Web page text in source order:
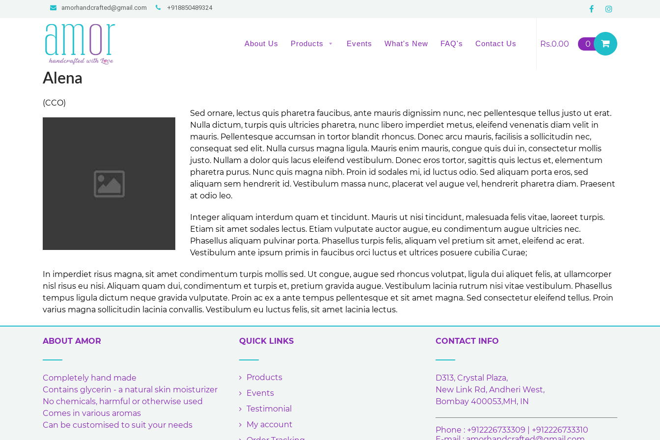
amorhandcrafted@gmail.com +918850489324
0
Rs.0.00
About Us Products Events What's New FAQ's Contact Us
Alena
(CCO)
Sed ornare, lectus quis pharetra faucibus, ante mauris dignissim nunc, nec pellentesque tellus justo ut erat.
Nulla dictum, turpis quis ultricies pharetra, nunc libero imperdiet metus, eleifend venenatis diam velit in
mauris. Pellentesque accumsan in tortor blandit rhoncus. Donec arcu mauris, facilisis a sollicitudin nec,
consequat sed elit. Nulla cursus magna ligula. Mauris enim mauris, congue quis dui in, consectetur mollis
justo. Nullam a dolor quis lacus eleifend vestibulum. Donec eros tortor, sagittis quis lectus et, elementum
pharetra purus. Nunc quis magna nibh. Proin id sodales mi, id luctus odio. Sed aliquam porta eros, sed
aliquam sem hendrerit id. Vestibulum massa nunc, placerat vel augue vel, hendrerit pharetra diam. Praesent
at odio leo.
Integer aliquam interdum quam et tincidunt. Mauris ut nisi tincidunt, malesuada felis vitae, laoreet turpis.
Etiam sit amet sodales lectus. Etiam vulputate auctor augue, eu condimentum augue ultricies nec.
Phasellus aliquam pulvinar porta. Phasellus turpis felis, aliquam vel pretium sit amet, eleifend ac erat.
Vestibulum ante ipsum primis in faucibus orci luctus et ultrices posuere cubilia Curae;
In imperdiet risus magna, sit amet condimentum turpis mollis sed. Ut congue, augue sed rhoncus volutpat, ligula dui aliquet felis, at ullamcorper
nisl risus eu nisi. Aliquam quam dui, condimentum et turpis et, pretium gravida augue. Vestibulum lacinia rutrum nisi vitae vestibulum. Phasellus
tempus ligula dictum neque gravida vulputate. Proin ac ex a ante tempus pellentesque et sit amet magna. Sed consectetur eleifend tellus. Proin
varius magna sollicitudin lacinia convallis. Vestibulum eu luctus felis, sit amet lacinia lectus.
ABOUT AMOR
Completely hand made
Contains glycerin - a natural skin moisturizer
No chemicals, harmful or otherwise used
Comes in various aromas
Can be customised to suit your needs
QUICK LINKS
Products
Events
Testimonial
My account
CONTACT INFO
D313, Crystal Plaza,
New Link Rd, Andheri West,
Bombay 400053,MH, IN
Phone : +912226733309 | +912226733310